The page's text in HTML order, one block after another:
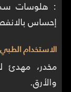
: هلوسات
إحساس
الاستخدام الطبي
مخدر، مهدئ
والأرق.